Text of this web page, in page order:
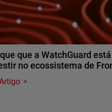
que a WatchGuard
no ecossistema de